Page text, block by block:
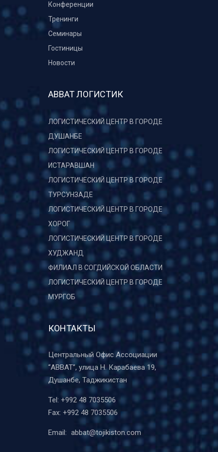
Конференции
Тренинги
Семинары
Гостиницы
Новости
АВВАТ ЛОГИСТИК
ЛОГИСТИЧЕСКИЙ ЦЕНТР В ГОРОДЕ
ДУШАНБЕ
ЛОГИСТИЧЕСКИЙ ЦЕНТР В ГОРОДЕ
ИСТАРАВШАН
ЛОГИСТИЧЕСКИЙ ЦЕНТР В ГОРОДЕ
ТУРСУНЗАДЕ
ЛОГИСТИЧЕСКИЙ ЦЕНТР В ГОРОДЕ
ХОРОГ
ЛОГИСТИЧЕСКИЙ ЦЕНТР В ГОРОДЕ
ХУДЖАНД
ФИЛИАЛ В СОГДИЙСКОЙ ОБЛАСТИ
ЛОГИСТИЧЕСКИЙ ЦЕНТР В ГОРОДЕ
МУРГОБ
КОНТАКТЫ
Центральный Офис Ассоциации
“ABBAT”, улица Н. Карабаева 19,
Душанбе, Таджикистан
Tel: +992 48 7035506
Fax: +992 48 7035506
Email: abbat@tojikiston.com